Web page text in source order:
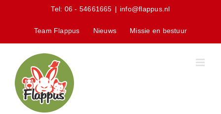
Tel: 06 - 54661665 | info@flappus.nl
Team Flappus Nieuws Missie en bestuur